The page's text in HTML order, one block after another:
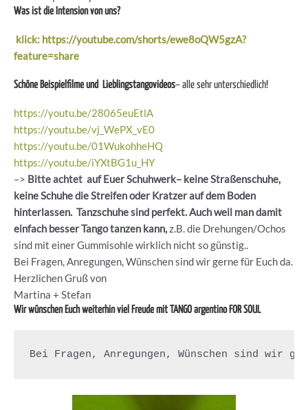
Was ist die Intension von uns?
klick: https://youtube.com/shorts/ewe8oQW5gzA?
feature=share
Schöne Beispielfilme und Lieblingstangovideos– alle sehr unterschiedlich!
https://youtu.be/28065euEtlA
https://youtu.be/vj_WePX_vE0
https://youtu.be/01WukohheHQ
https://youtu.be/iYXtBG1u_HY
–> Bitte achtet auf Euer Schuhwerk– keine Straßenschuhe,
keine Schuhe die Streifen oder Kratzer auf dem Boden
hinterlassen. Tanzschuhe sind perfekt. Auch weil man damit
einfach besser Tango tanzen kann,z.B. die Drehungen/Ochos
sind mit einer Gummisohle wirklich nicht so günstig..
Bei Fragen, Anregungen, Wünschen sind wir gerne für Euch da.
Herzlichen Gruß von
Martina + Stefan
Wir wünschen Euch weiterhin viel Freude mit TANGO argentino FOR SOUL
Bei Fragen, Anregungen, Wünschen sind wir